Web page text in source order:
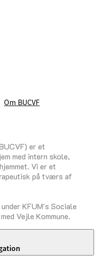
Om BUCVF
er et
med intern skole,
Vi er et
på tværs af
KFUM's Sociale
Vejle Kommune.